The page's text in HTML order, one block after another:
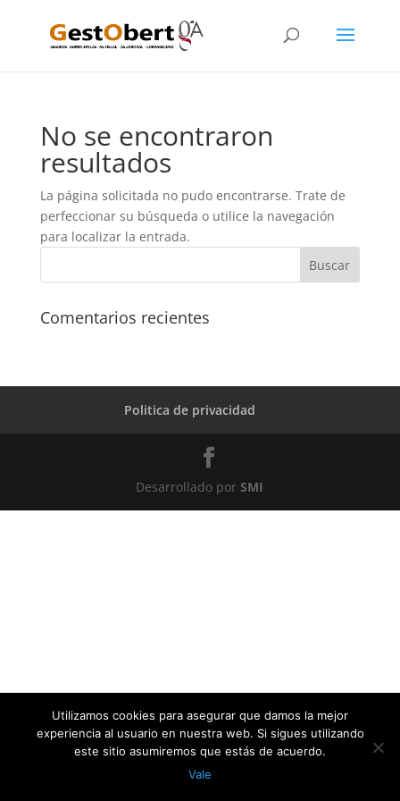
No se encontraron
resultados
La página solicitada no pudo encontrarse. Trate de
perfeccionar su búsqueda o utilice la navegación
para localizar la entrada.
Comentarios recientes
Politica de privacidad
Desarrollado porSMI
Utilizamos cookies para asegurar que damos la mejor
experiencia al usuario en nuestra web. Si sigues utilizando
este sitio asumiremos que estás de acuerdo.
Vale